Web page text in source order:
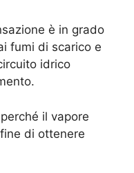
è in grado
fumi di scarico e
idrico
il vapore
di ottenere